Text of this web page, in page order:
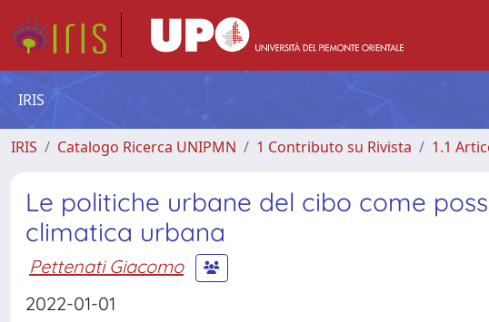
IRIS
IRIS Catalogo Ricerca UNIPMN 1 Contributo su Rivista 1.1
Le politiche urbane del cibo come
climatica urbana
Pettenati Giacomo
2022-01-01